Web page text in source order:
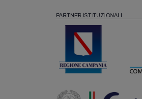
PARTNER ISTITUZIONALI